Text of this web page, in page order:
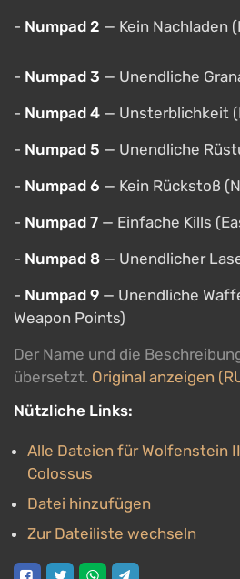
- Numpad 2 — Kein Nachladen
- Numpad 3 — Unendliche
- Numpad 4 — Unsterblichkeit
- Numpad 5 — Unendliche
- Numpad 6 — Kein Rückstoß
- Numpad 7 — Einfache Kills
- Numpad 8 — Unendlicher
- Numpad 9 — Unendliche
Weapon Points)
Der Name und die
übersetzt. Original anzeigen
Nützliche Links:
Alle Dateien für Wolfenstein
Colossus
Datei hinzufügen
Zur Dateiliste wechseln